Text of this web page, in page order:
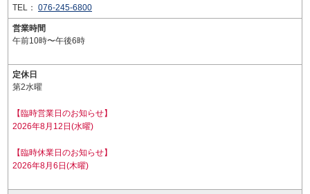
TEL： 076-245-6800
営業時間
午前10時〜午後6時
定休日
第2水曜
【臨時営業日のお知らせ】
2026年8月12日(水曜)
【臨時休業日のお知らせ】
2026年8月6日(木曜)